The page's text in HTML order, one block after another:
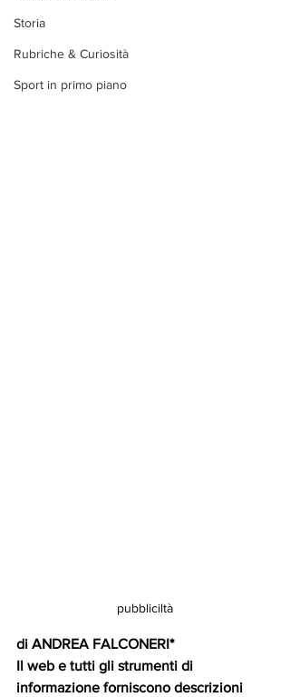
Storia
Rubriche & Curiosità
Sport in primo piano
pubbliciltà
di ANDREA FALCONERI*
Il web e tutti gli strumenti di
informazione forniscono descrizioni